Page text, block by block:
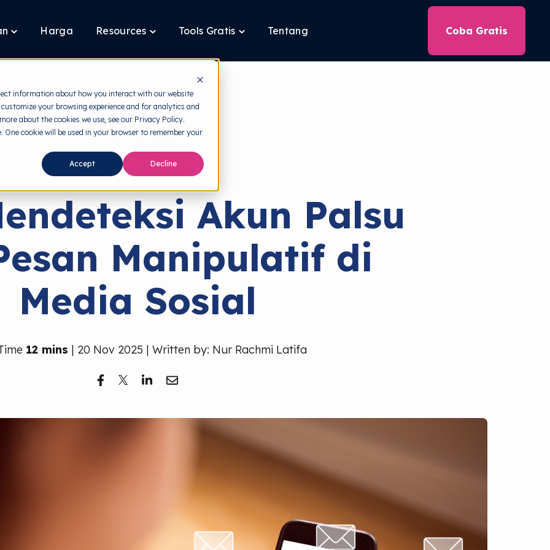
information about how you interact with our website
your browsing experience and for analytics and
about the cookies we use, see our Privacy Policy.
cookie will be used in your browser to remember your
Accept Decline
Toggle
Layanan
Harga Resources
Toggle
Resources
Tools Gratis
Toggle
Tools
Tentang Coba Gratis
Cybersecurity
Akun Palsu
Manipulatif di
Media Sosial
12 mins | 20 Nov 2025 | Written by: Nur Rachmi Latifa